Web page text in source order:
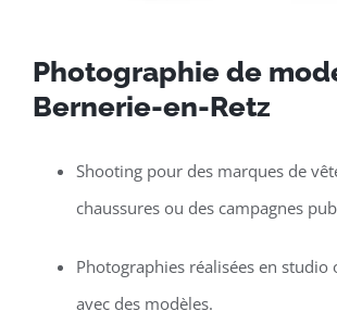
Photographie de
Bernerie-en-Retz
Shooting pour des marques de
chaussures ou des campagnes
Photographies réalisées en studio
avec des modèles.